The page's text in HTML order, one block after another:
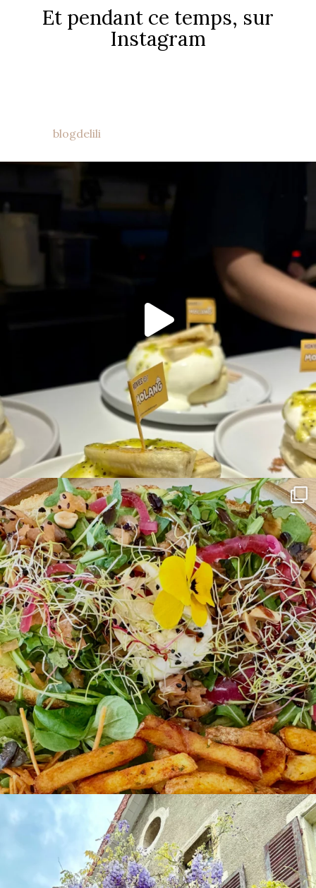
Et pendant ce temps, sur
Instagram
blogdelili